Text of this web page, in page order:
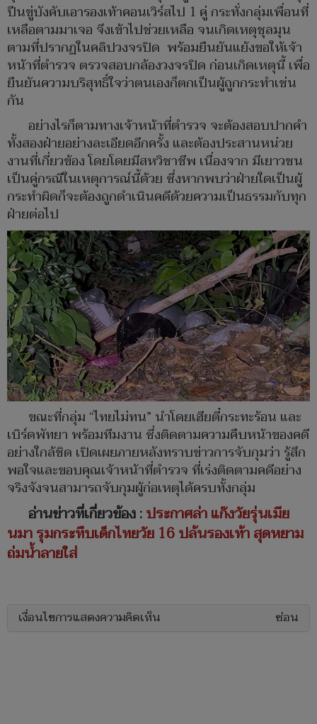
ปืนขู่บังคับเอารองเท้าคอนเวิร์สไป 1 คู่ กระทั่งกลุ่มเพื่อนที่
เหลือตามมาเจอ จึงเข้าไปช่วยเหลือ จนเกิดเหตุชุลมุน
ตามที่ปรากฏในคลิปวงจรปิด พร้อมยืนยันแย้งขอให้เจ้า
หน้าที่ตำรวจ ตรวจสอบกล้องวงจรปิด ก่อนเกิดเหตุนี้ เพื่อ
ยืนยันความบริสุทธิ์ใจว่าตนเองก็ตกเป็นผู้ถูกกระทำเช่น
กัน
อย่างไรก็ตามทางเจ้าหน้าที่ตำรวจ จะต้องสอบปากคำ
ทั้งสองฝ่ายอย่างละเอียดอีกครั้ง และต้องประสานหน่วย
งานที่เกี่ยวข้อง โดยโดยมีสหวิชาชีพ เนื่องจาก มีเยาวชน
เป็นคู่กรณีในเหตุการณ์นี้ด้วย ซึ่งหากพบว่าฝ่ายใดเป็นผู้
กระทำผิดก็จะต้องถูกดำเนินคดีด้วยความเป็นธรรมกับทุก
ฝ่ายต่อไป
ขณะที่กลุ่ม “ไทยไม่ทน” นำโดยเฮียตี๋กระทะร้อน และ
เบิร์ดพัทยา พร้อมทีมงาน ซึ่งติดตามความคืบหน้าของคดี
อย่างใกล้ชิด เปิดเผยภายหลังทราบข่าวการจับกุมว่า รู้สึก
พอใจและขอบคุณเจ้าหน้าที่ตำรวจ ที่เร่งติดตามคดีอย่าง
จริงจังจนสามารถจับกุมผู้ก่อเหตุได้ครบทั้งกลุ่ม
อ่านข่าวที่เกี่ยวข้อง :ประกาศล่า แก๊งวัยรุ่นเมีย
นมา รุมกระทืบเด็กไทยวัย 16 ปล้นรองเท้า สุดหยาม
ถ่มน้ำลายใส่
เงื่อนไขการแสดงความคิดเห็น ซ่อน